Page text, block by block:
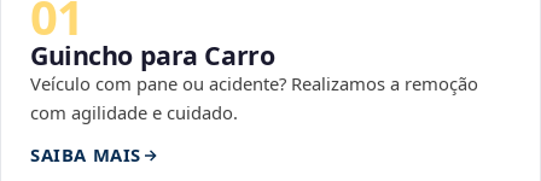
01
Guincho para Carro
Veículo com pane ou acidente? Realizamos a remoção
com agilidade e cuidado.
SAIBA MAIS